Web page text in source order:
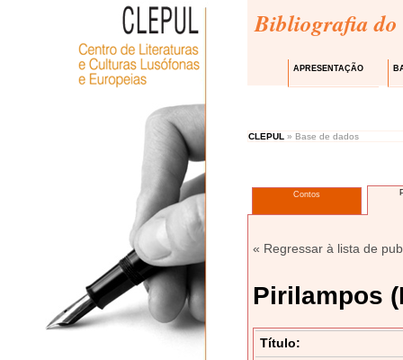
Bibliografia do
APRESENTAÇÃO
CLEPUL » Base de dados
Contos
« Regressar à lista de
Pirilampos
Título: